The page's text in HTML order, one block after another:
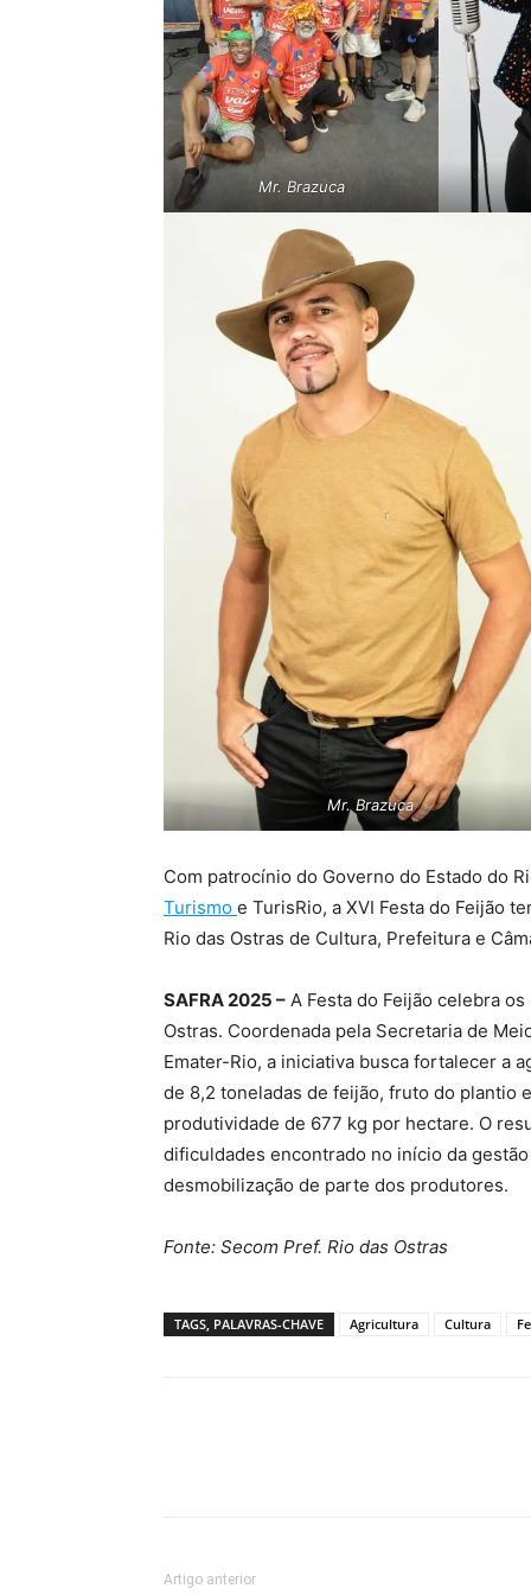
Mr. Brazuca
Mr. Brazuca
Com patrocínio do Governo do Estado do
Turismo e TurisRio, a XVI Festa do Feijão
Rio das Ostras de Cultura, Prefeitura e
SAFRA 2025 – A Festa do Feijão celebra
Ostras. Coordenada pela Secretaria de
Emater-Rio, a iniciativa busca fortalecer a
de 8,2 toneladas de feijão, fruto do plantio
produtividade de 677 kg por hectare. O
dificuldades encontrado no início da
desmobilização de parte dos produtores.
Fonte: Secom Pref. Rio das Ostras
TAGS, PALAVRAS-CHAVE Agricultura Cultura
Artigo anterior